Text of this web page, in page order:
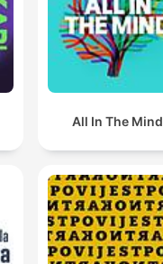
All In The Mind